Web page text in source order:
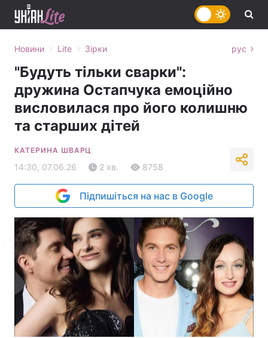
Новини › Lite › Зірки рус
"Будуть тільки сварки":
дружина Остапчука емоційно
висловилася про його колишню
та старших дітей
КАТЕРИНА ШВАРЦ
14:30, 07.06.26 2 хв. 8758
Підпишіться на нас в Google